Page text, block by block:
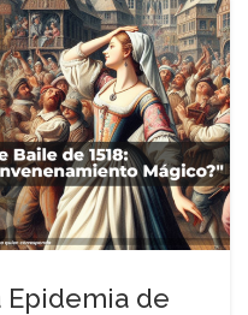
Epidemia de